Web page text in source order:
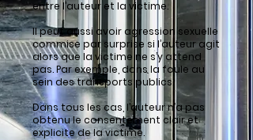
entre l’auteur et la victime.
Il peut aussi avoir agression sexuelle
commise par surprise si l’auteur agit
alors que la victime ne s’y attend
pas. Par exemple, dans la foule au
sein des transports publics.
Dans tous les cas, l’auteur n’a pas
obtenu le consentement clair et
explicite de la victime.